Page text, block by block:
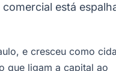
está
e cresceu como
que ligam a capital ao